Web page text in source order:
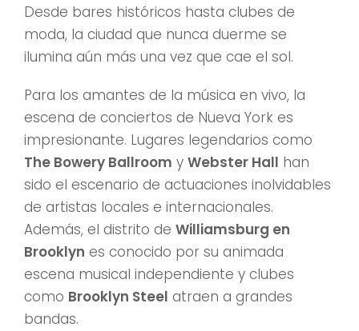
Desde bares históricos hasta clubes de
moda, la ciudad que nunca duerme se
ilumina aún más una vez que cae el sol.
Para los amantes de la música en vivo, la
escena de conciertos de Nueva York es
impresionante. Lugares legendarios como
The Bowery Ballroom y Webster Hall han
sido el escenario de actuaciones inolvidables
de artistas locales e internacionales.
Además, el distrito de Williamsburg en
Brooklyn es conocido por su animada
escena musical independiente y clubes
como Brooklyn Steel atraen a grandes
bandas.